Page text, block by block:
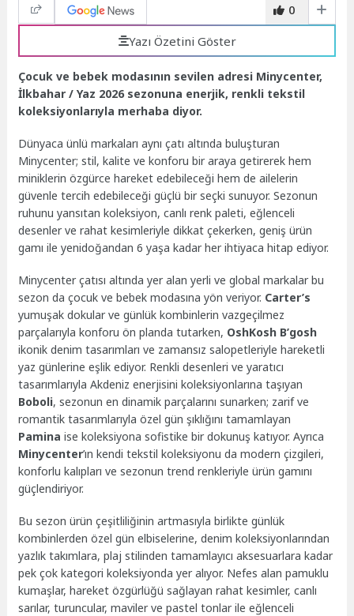
0
Yazı Özetini Göster
Çocuk ve bebek modasının sevilen adresi Minycenter,
İlkbahar / Yaz 2026 sezonuna enerjik, renkli tekstil
koleksiyonlarıyla merhaba diyor.
Dünyaca ünlü markaları aynı çatı altında buluşturan
Minycenter; stil, kalite ve konforu bir araya getirerek hem
miniklerin özgürce hareket edebileceği hem de ailelerin
güvenle tercih edebileceği güçlü bir seçki sunuyor. Sezonun
ruhunu yansıtan koleksiyon, canlı renk paleti, eğlenceli
desenler ve rahat kesimleriyle dikkat çekerken, geniş ürün
gamı ile yenidoğandan 6 yaşa kadar her ihtiyaca hitap ediyor.
Minycenter çatısı altında yer alan yerli ve global markalar bu
sezon da çocuk ve bebek modasına yön veriyor. Carter’s
yumuşak dokular ve günlük kombinlerin vazgeçilmez
parçalarıyla konforu ön planda tutarken, OshKosh B’gosh
ikonik denim tasarımları ve zamansız salopetleriyle hareketli
yaz günlerine eşlik ediyor. Renkli desenleri ve yaratıcı
tasarımlarıyla Akdeniz enerjisini koleksiyonlarına taşıyan
Boboli, sezonun en dinamik parçalarını sunarken; zarif ve
romantik tasarımlarıyla özel gün şıklığını tamamlayan
Pamina ise koleksiyona sofistike bir dokunuş katıyor. Ayrıca
Minycenter’ın kendi tekstil koleksiyonu da modern çizgileri,
konforlu kalıpları ve sezonun trend renkleriyle ürün gamını
güçlendiriyor.
Bu sezon ürün çeşitliliğinin artmasıyla birlikte günlük
kombinlerden özel gün elbiselerine, denim koleksiyonlarından
yazlık takımlara, plaj stilinden tamamlayıcı aksesuarlara kadar
pek çok kategori koleksiyonda yer alıyor. Nefes alan pamuklu
kumaşlar, hareket özgürlüğü sağlayan rahat kesimler, canlı
sarılar, turuncular, maviler ve pastel tonlar ile eğlenceli